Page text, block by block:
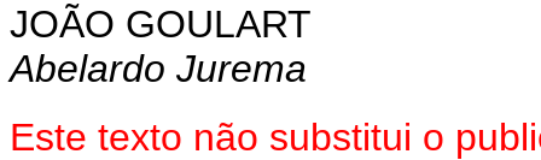
JOÃO GOULART
Abelardo Jurema
Este texto não substitui o